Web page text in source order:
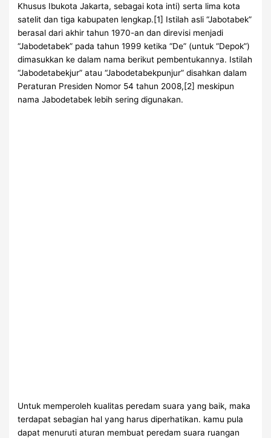
Khusus Ibukota Jakarta, sebagai kota inti) serta lima kota
satelit dan tiga kabupaten lengkap.[1] Istilah asli “Jabotabek”
berasal dari akhir tahun 1970-an dan direvisi menjadi
“Jabodetabek” pada tahun 1999 ketika “De” (untuk “Depok”)
dimasukkan ke dalam nama berikut pembentukannya. Istilah
“Jabodetabekjur” atau “Jabodetabekpunjur” disahkan dalam
Peraturan Presiden Nomor 54 tahun 2008,[2] meskipun
nama Jabodetabek lebih sering digunakan.
Untuk memperoleh kualitas peredam suara yang baik, maka
terdapat sebagian hal yang harus diperhatikan. kamu pula
dapat menuruti aturan membuat peredam suara ruangan